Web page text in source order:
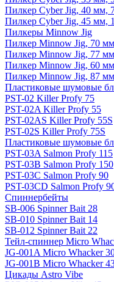
Пилкер Cyber Jig, 40 мм,
Пилкер Cyber Jig, 45 мм,
Пилкеры Minnow Jig
Пилкер Minnow Jig, 70
Пилкер Minnow Jig, 77
Пилкер Minnow Jig, 60
Пилкер Minnow Jig, 87
Пластиковые шумовые
PST-02 Killer Profy 75
PST-02A Killer Profy 55
PST-02AS Killer Profy 55S
PST-02S Killer Profy 75S
Пластиковые шумовые
PST-03A Salmon Profy 115
PST-03B Salmon Profy 150
PST-03C Salmon Profy 90
PST-03CD Salmon Profy
Спиннербейты
SB-006 Spinner Bait 28
SB-010 Spinner Bait 14
SB-012 Spinner Bait 22
Тейл-спиннер Micro
JG-001A Micro Whacker
JG-001B Micro Whacker
Цикады Astro Vibe